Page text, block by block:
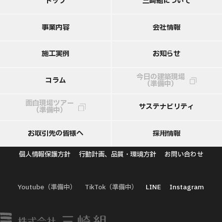
事業内容 会社情報
施工実例 お知らせ
コラム 今日の建築現場
（準備中）
面白現場ツアー
（準備中） サステナビリティ
お取引先の皆様へ 採用情報
個人情報保護方針 行動計画、品質・環境方針 お問い合わせ
Youtube（準備中） TikTok（準備中） LINE Instagram